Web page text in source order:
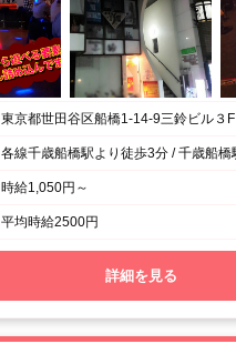
東京都世田谷区船橋1-14-9三鈴ビル３F
時給1,050円～
平均時給2500円
詳細を見る